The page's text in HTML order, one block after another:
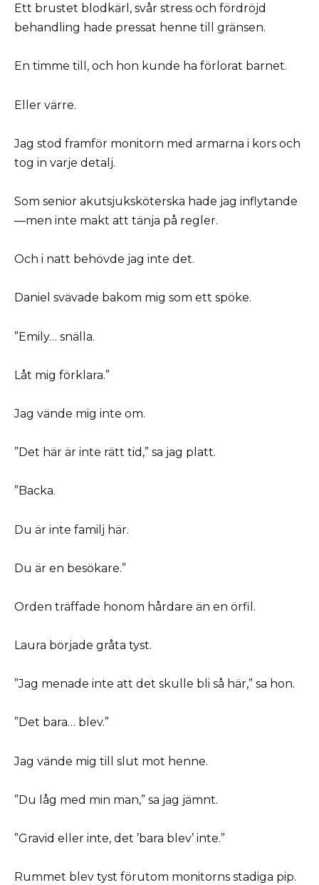
Ett brustet blodkärl, svår stress och fördröjd
behandling hade pressat henne till gränsen.
En timme till, och hon kunde ha förlorat barnet.
Eller värre.
Jag stod framför monitorn med armarna i kors och
tog in varje detalj.
Som senior akutsjuksköterska hade jag inflytande
—men inte makt att tänja på regler.
Och i natt behövde jag inte det.
Daniel svävade bakom mig som ett spöke.
”Emily… snälla.
Låt mig förklara.”
Jag vände mig inte om.
”Det här är inte rätt tid,” sa jag platt.
”Backa.
Du är inte familj här.
Du är en besökare.”
Orden träffade honom hårdare än en örfil.
Laura började gråta tyst.
”Jag menade inte att det skulle bli så här,” sa hon.
”Det bara… blev.”
Jag vände mig till slut mot henne.
”Du låg med min man,” sa jag jämnt.
”Gravid eller inte, det ’bara blev’ inte.”
Rummet blev tyst förutom monitorns stadiga pip.